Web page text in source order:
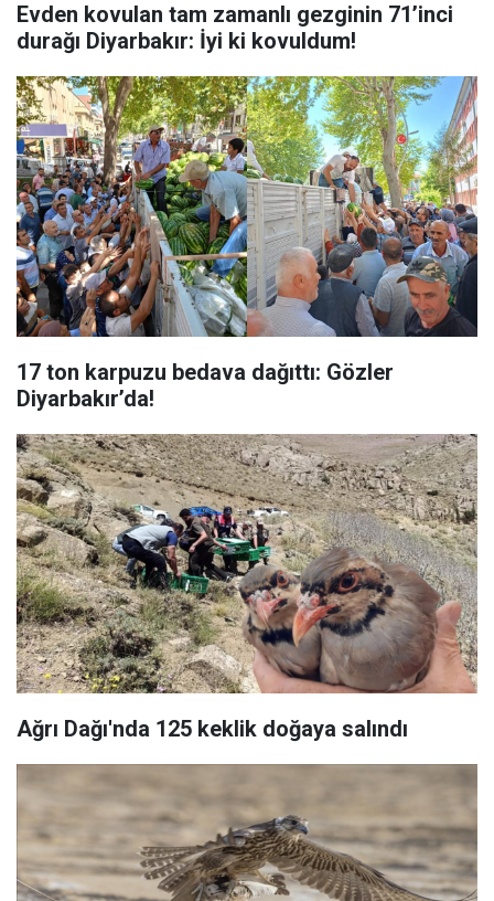
Evden kovulan tam zamanlı gezginin 71’inci
durağı Diyarbakır: İyi ki kovuldum!
17 ton karpuzu bedava dağıttı: Gözler
Diyarbakır’da!
Ağrı Dağı'nda 125 keklik doğaya salındı